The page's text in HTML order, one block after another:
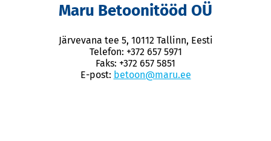
Maru Betoonitööd OÜ
Järvevana tee 5, 10112 Tallinn, Eesti
Telefon: +372 657 5971
Faks: +372 657 5851
E-post: betoon@maru.ee